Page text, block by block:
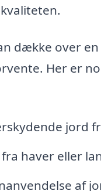
dække over
Her er
jord
haver eller
af